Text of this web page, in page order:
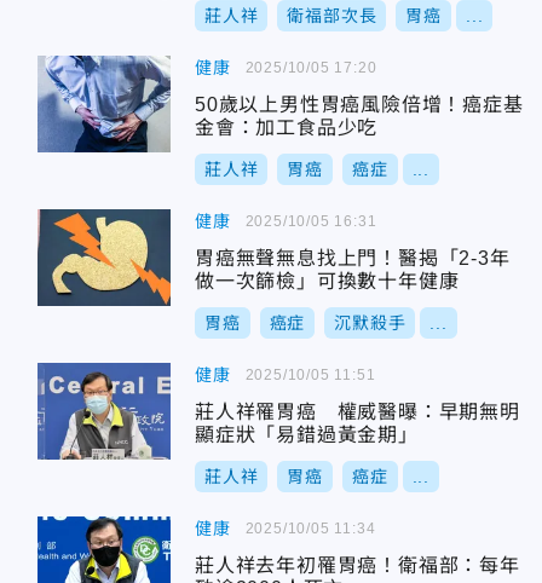
莊人祥 衛福部次長 胃癌
健康
50歲以上男性胃癌風險倍增！癌症基
金會：加工食品少吃
莊人祥 胃癌 癌症
2025/10/05 17:20
健康
胃癌無聲無息找上門！醫揭「2-3年
做一次篩檢」可換數十年健康
胃癌 癌症 沉默殺手
2025/10/05 16:31
健康
莊人祥罹胃癌 權威醫曝：早期無明
顯症狀「易錯過黃金期」
莊人祥 胃癌 癌症
2025/10/05 11:51
健康
莊人祥去年初罹胃癌！衛福部：每年
2025/10/05 11:34